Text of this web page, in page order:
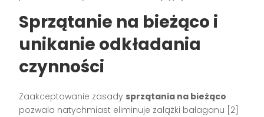
Sprzątanie na bieżąco i
unikanie odkładania
czynności
Zaakceptowanie zasady sprzątania na bieżąco
pozwala natychmiast eliminuje zalążki bałaganu [2]